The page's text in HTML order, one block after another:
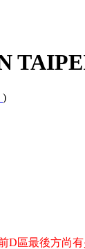
)
區最後方尚